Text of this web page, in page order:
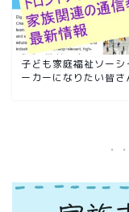
子ども家庭福祉ソーシ
ーカーになりたい皆